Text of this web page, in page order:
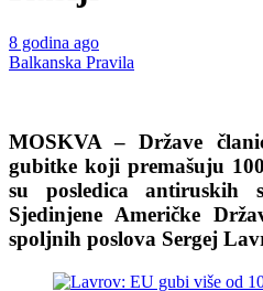
8 godina ago
Balkanska Pravila
MOSKVA – Države
gubitke koji premašuju
su posledica antiruskih
Sjedinjene Američke
spoljnih poslova Sergej